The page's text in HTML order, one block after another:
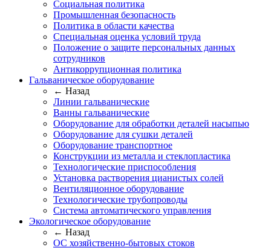
Социальная политика
Промышленная безопасность
Политика в области качества
Специальная оценка условий труда
Положение о защите персональных данных
сотрудников
Антикоррупционная политика
Гальваническое оборудование
← Назад
Линии гальванические
Ванны гальванические
Оборудование для обработки деталей насыпью
Оборудование для сушки деталей
Оборудование транспортное
Конструкции из металла и стеклопластика
Технологические приспособления
Установка растворения цианистых солей
Вентиляционное оборудование
Технологические трубопроводы
Система автоматического управления
Экологическое оборудование
← Назад
ОС хозяйственно-бытовых стоков